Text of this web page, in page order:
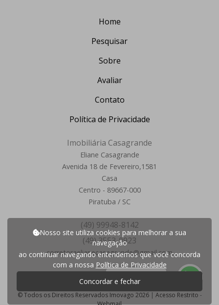
Nosso site utiliza cookies para melhorar a sua
navegação
ao continuar navegando entendemos que você concorda
com a nossa Política de Privacidade
Concordar e fechar
Home
Pesquisar
Sobre
Avaliar
Contato
Política de Privacidade
Imobiliária Casagrande
Eliane Casagrande
Avenida 18 de Fevereiro,1581
Casa
Centro - 89667-000
Piratuba / SC
(49) 99948-8142
(49) 3553-0923
corretoraelianecasagrande@gmail.com
© Todos os Direitos Reservados Imovago 2026| Acesso Restrito -
ci a